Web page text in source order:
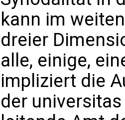
kann im
dreier
alle, einige,
impliziert die
der